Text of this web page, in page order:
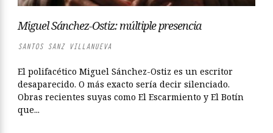
Miguel Sánchez-Ostiz: múltiple presencia
SANTOS SANZ VILLANUEVA
El polifacético Miguel Sánchez-Ostiz es un escritor
desaparecido. O más exacto sería decir silenciado.
Obras recientes suyas como El Escarmiento y El Botín
que...